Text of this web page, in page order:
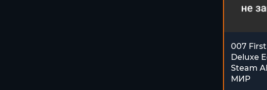
007
Deluxe
Steam
МИР